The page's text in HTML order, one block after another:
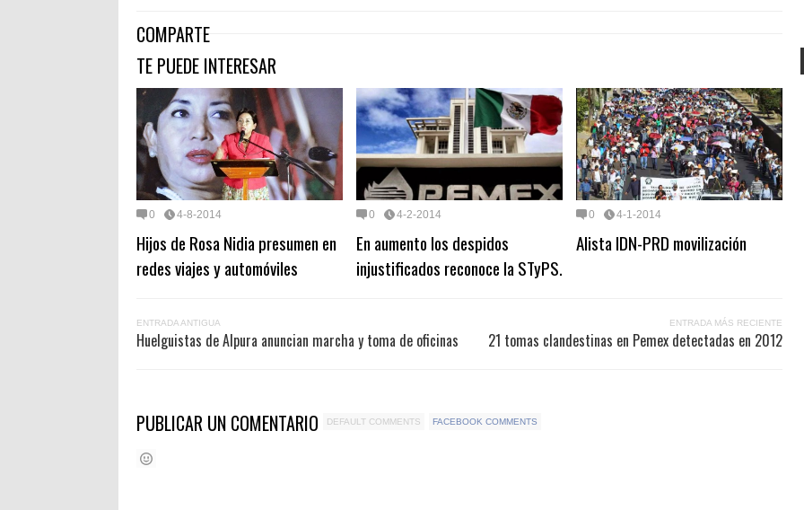
COMPARTE
TE PUEDE INTERESAR
0 4-8-2014
Hijos de Rosa Nidia presumen en
redes viajes y automóviles
0 4-2-2014
En aumento los despidos
injustificados reconoce la STyPS.
0 4-1-2014
Alista IDN-PRD movilización
ENTRADA ANTIGUA
Huelguistas de Alpura anuncian marcha y toma de oficinas
ENTRADA MÁS RECIENTE
21 tomas clandestinas en Pemex detectadas en 2012
PUBLICAR UN COMENTARIO DEFAULT COMMENTS FACEBOOK COMMENTS